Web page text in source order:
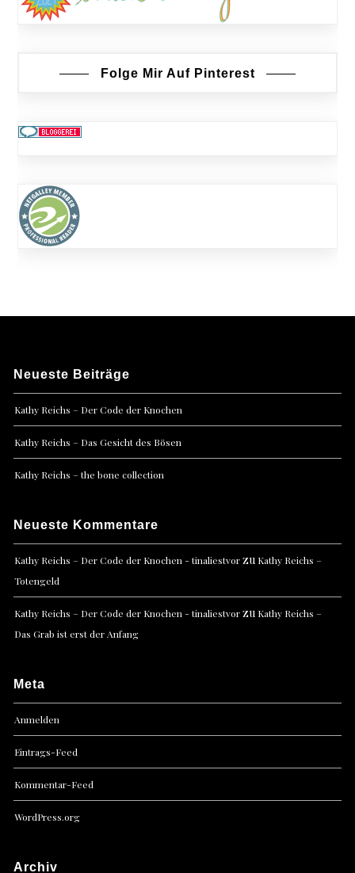
Folge Mir Auf Pinterest
Neueste Beiträge
Kathy Reichs – Der Code der Knochen
Kathy Reichs – Das Gesicht des Bösen
Kathy Reichs – the bone collection
Neueste Kommentare
Kathy Reichs – Der Code der Knochen - tinaliestvorzu Kathy Reichs –
Totengeld
Kathy Reichs – Der Code der Knochen - tinaliestvorzu Kathy Reichs –
Das Grab ist erst der Anfang
Meta
Anmelden
Eintrags-Feed
Kommentar-Feed
WordPress.org
Archiv